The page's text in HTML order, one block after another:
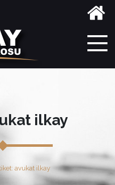
ilkay
avukat ilkay